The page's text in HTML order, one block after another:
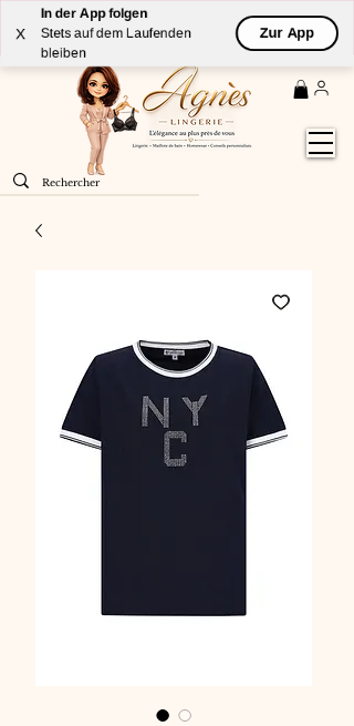
X
In der App folgen
Stets auf dem Laufenden
bleiben
Zur App
LivraisonGRATUITE (à partir de 59€) à domicile par
Colissimo en France métropolitaine